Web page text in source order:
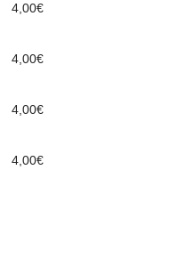
4,00€
4,00€
4,00€
4,00€